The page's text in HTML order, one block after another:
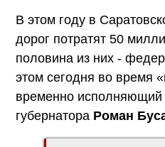
В этом году в
дорог потратят 50
половина из них -
этом сегодня во время
временно исполняющий
губернатора Роман